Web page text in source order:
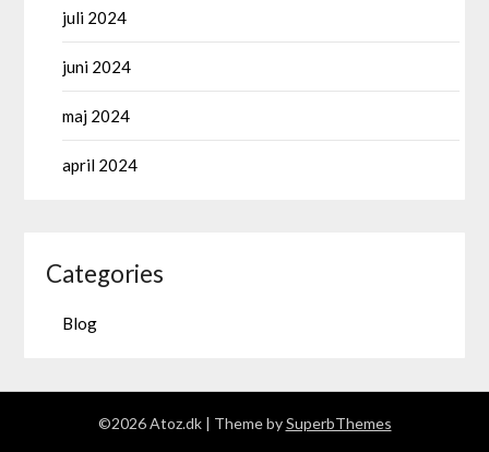
juli 2024
juni 2024
maj 2024
april 2024
Categories
Blog
©2026 Atoz.dk | Theme bySuperbThemes